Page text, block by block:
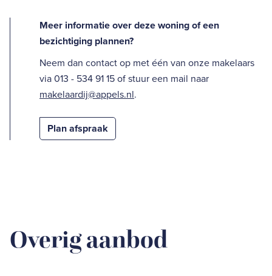
Meer informatie over deze woning of een
bezichtiging plannen?
Neem dan contact op met één van onze makelaars
via 013 - 534 91 15 of stuur een mail naar
makelaardij@appels.nl.
Plan afspraak
Overig aanbod